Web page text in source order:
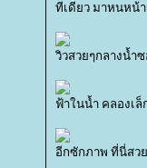
ทีเดียว มาหนหน้
วิวสวยๆกลางน้ำซ
ฟ้าในน้ำ คลองเ
อีกซักภาพ ที่นี่สว